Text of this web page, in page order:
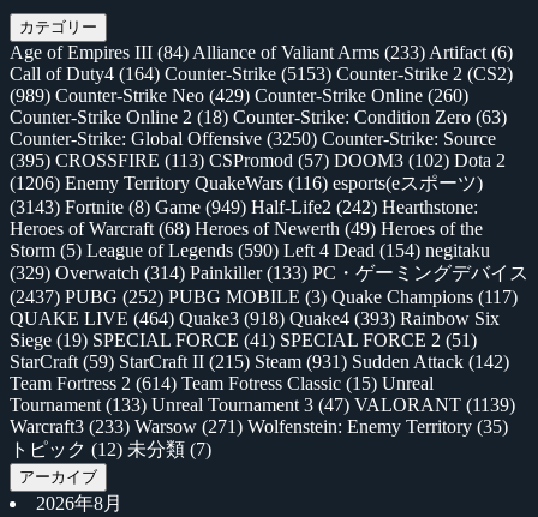
カテゴリー
Age of Empires III (84) Alliance of Valiant Arms (233) Artifact (6)
Call of Duty4 (164) Counter-Strike (5153) Counter-Strike 2 (CS2)
(989) Counter-Strike Neo (429) Counter-Strike Online (260)
Counter-Strike Online 2 (18) Counter-Strike: Condition Zero (63)
Counter-Strike: Global Offensive (3250) Counter-Strike: Source
(395) CROSSFIRE (113) CSPromod (57) DOOM3 (102) Dota 2
(1206) Enemy Territory QuakeWars (116) esports(eスポーツ)
(3143) Fortnite (8) Game (949) Half-Life2 (242) Hearthstone:
Heroes of Warcraft (68) Heroes of Newerth (49) Heroes of the
Storm (5) League of Legends (590) Left 4 Dead (154) negitaku
(329) Overwatch (314) Painkiller(133) PC・ゲーミングデバイス
(2437) PUBG (252) PUBG MOBILE (3) Quake Champions (117)
QUAKE LIVE (464) Quake3 (918) Quake4 (393) Rainbow Six
Siege (19) SPECIAL FORCE (41) SPECIAL FORCE 2 (51)
StarCraft (59) StarCraft II (215) Steam (931) Sudden Attack (142)
Team Fortress 2 (614) Team Fotress Classic (15) Unreal
Tournament (133) Unreal Tournament 3 (47) VALORANT (1139)
Warcraft3 (233) Warsow (271) Wolfenstein: Enemy Territory (35)
トピック (12) 未分類 (7)
アーカイブ
2026年8月